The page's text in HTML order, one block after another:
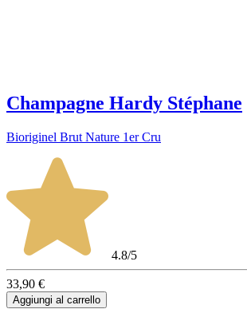
Champagne Hardy Stéphane
Bioriginel Brut Nature 1er Cru
4.8/5
33,90 €
Aggiungi al carrello